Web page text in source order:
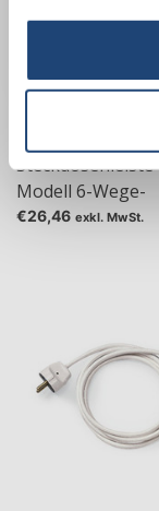
Steckdosenleiste
Modell 6-Wege-
Steckdosenleiste
€26,46 exkl. MwSt.
Your